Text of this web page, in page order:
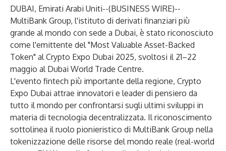
DUBAI, Emirati Arabi Uniti--(BUSINESS WIRE)--
MultiBank Group, l'istituto di derivati finanziari più
grande al mondo con sede a Dubai, è stato riconosciuto
come l'emittente del "Most Valuable Asset-Backed
Token" al Crypto Expo Dubai 2025, svoltosi il 21–22
maggio al Dubai World Trade Centre.
L'evento fintech più importante della regione, Crypto
Expo Dubai attrae innovatori e leader di pensiero da
tutto il mondo per confrontarsi sugli ultimi sviluppi in
materia di tecnologia decentralizzata. Il riconoscimento
sottolinea il ruolo pionieristico di MultiBank Group nella
tokenizzazione delle risorse del mondo reale (real-world